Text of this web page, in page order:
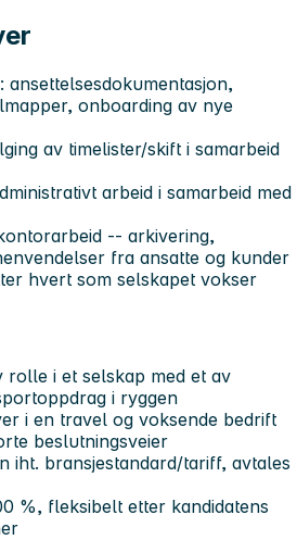
onboarding av nye
av timelister/skift i samarbeid
arbeid i samarbeid med
-- arkivering,
fra ansatte og kunder
hvert som selskapet vokser
rolle i et selskap med et av
i ryggen
i en travel og voksende bedrift
beslutningsveier
iht. bransjestandard/tariff, avtales
%, fleksibelt etter kandidatens